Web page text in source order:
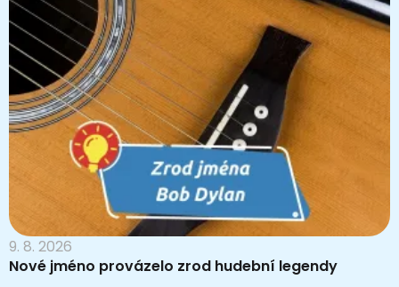
9. 8. 2026
Nové jméno provázelo zrod hudební legendy